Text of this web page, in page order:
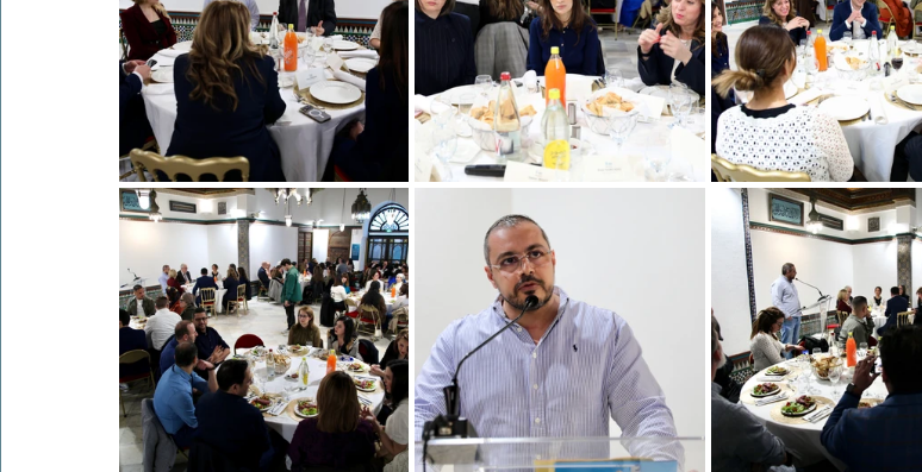
Les Mots Voyageurs